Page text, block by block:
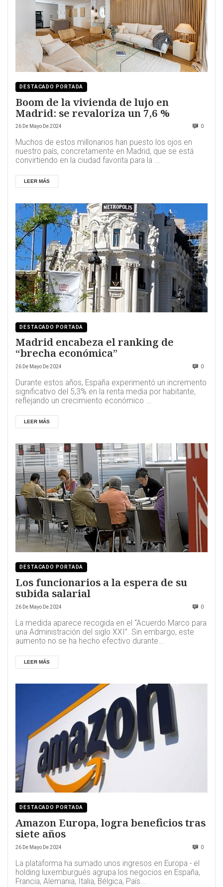
DESTACADO PORTADA
Boom de la vivienda de lujo en
Madrid: se revaloriza un 7,6 %
26 De Mayo De 2024 0
Muchos de estos millonarios han puesto los ojos en
nuestro país, concretamente en Madrid, que se está
convirtiendo en la ciudad favorita para la ...
LEER MÁS
DESTACADO PORTADA
Madrid encabeza el ranking de
“brecha económica”
26 De Mayo De 2024 0
Durante estos años, España experimentó un incremento
significativo del 5,3% en la renta media por habitante,
reflejando un crecimiento económico ...
LEER MÁS
DESTACADO PORTADA
Los funcionarios a la espera de su
subida salarial
26 De Mayo De 2024 0
La medida aparece recogida en el “Acuerdo Marco para
una Administración del siglo XXI”. Sin embargo, este
aumento no se ha hecho efectivo durante...
LEER MÁS
DESTACADO PORTADA
Amazon Europa, logra beneficios tras
siete años
26 De Mayo De 2024 0
La plataforma ha sumado unos ingresos en Europa - el
holding luxemburgués agrupa los negocios en España,
Francia, Alemania, Italia, Bélgica, País...